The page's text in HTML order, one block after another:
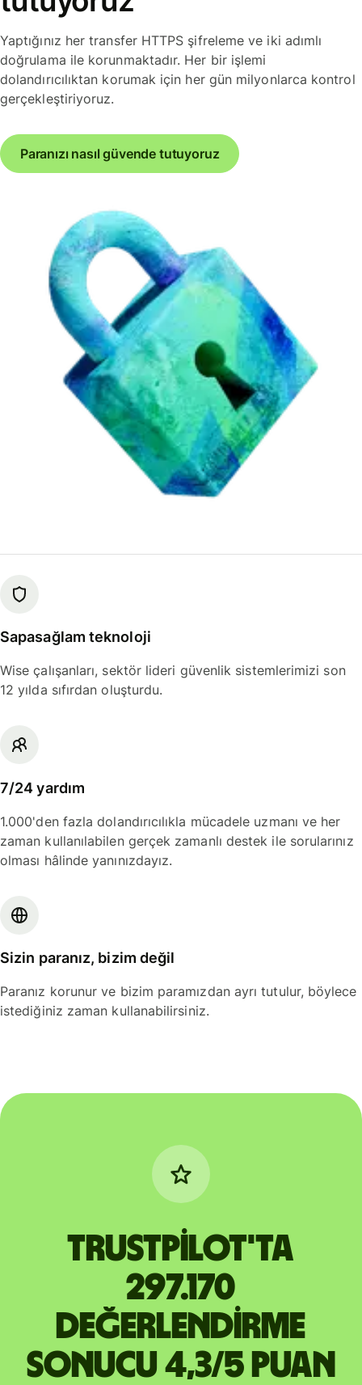
Yaptığınız her transfer HTTPS şifreleme ve iki adımlı
doğrulama ile korunmaktadır. Her bir işlemi
dolandırıcılıktan korumak için her gün milyonlarca kontrol
gerçekleştiriyoruz.
Paranızı nasıl güvende tutuyoruz
Sapasağlam teknoloji
Wise çalışanları, sektör lideri güvenlik sistemlerimizi son
12 yılda sıfırdan oluşturdu.
7/24 yardım
1.000'den fazla dolandırıcılıkla mücadele uzmanı ve her
zaman kullanılabilen gerçek zamanlı destek ile sorularınız
olması hâlinde yanınızdayız.
Sizin paranız, bizim değil
Paranız korunur ve bizim paramızdan ayrı tutulur, böylece
istediğiniz zaman kullanabilirsiniz.
Trustpilot'ta
297.170
değerlendirme
sonucu 4,3/5 puan